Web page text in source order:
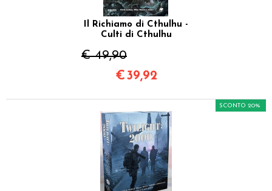
Il Richiamo di Cthulhu -
Culti di Cthulhu
€ 49,90
€39,92
SCONTO 20%